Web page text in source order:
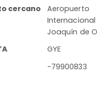
cercano
Aeropuerto
Internacional
Joaquín de
GYE
-79900833